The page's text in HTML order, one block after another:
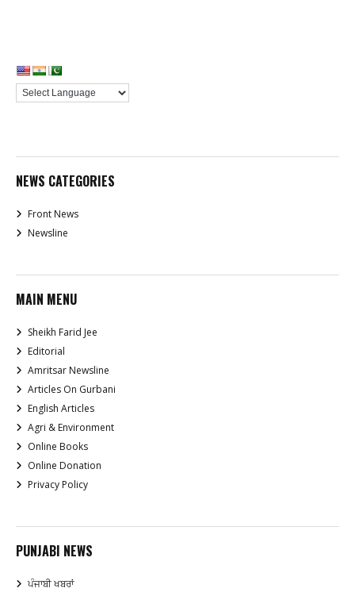
NEWS CATEGORIES
Front News
Newsline
MAIN MENU
Sheikh Farid Jee
Editorial
Amritsar Newsline
Articles On Gurbani
English Articles
Agri & Environment
Online Books
Online Donation
Privacy Policy
PUNJABI NEWS
ਪੰਜਾਬੀ ਖਬਰਾਂ